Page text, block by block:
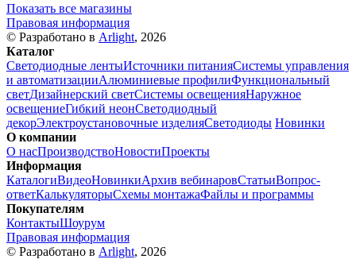
Показать все магазины
Правовая информация
© Разработано в Arlight, 2026
Каталог
Светодиодные лентыИсточники питанияСистемы управления
и автоматизацииАлюминиевые профилиФункциональный
светДизайнерский светСистемы освещенияНаружное
освещениеГибкий неонСветодиодный
декорЭлектроустановочные изделияСветодиоды Новинки
О компании
О насПроизводствоНовостиПроекты
Информация
КаталогиВидеоНовинкиАрхив вебинаровСтатьиВопрос-
ответКалькуляторыСхемы монтажаФайлы и программы
Покупателям
КонтактыШоурум
Правовая информация
© Разработано в Arlight, 2026